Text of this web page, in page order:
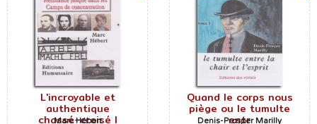
L'incroyable et
authentique
chassé-croisé l
Marc Hébert
Quand le corps nous
piège ou le tumulte
entr
Denis-Prosper Marilly